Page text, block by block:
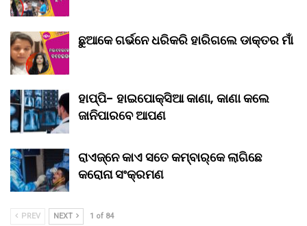
ଛୁଆକେ ଗର୍ଭନେ ଧରିକରି ହାରିଗଲେ ଡାକ୍ତର ମାଁ
ହାପ୍ପି- ହାଇପୋକ୍ସିଆ କାଣା, କାଣା କଲେ
ଜାନିପାରବେ ଆପଣ
ରାଏଜ୍‌ନେ କାଏ ସତେ କମ୍‌ବାର୍‌କେ ଲାଗିଛେ
କରୋନା ସଂକ୍ରମଣ
PREV NEXT 1 of 84